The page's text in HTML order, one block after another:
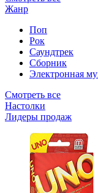
Жанр
Поп
Рок
Саундтрек
Сборник
Электронная
Смотреть все
Настолки
Лидеры продаж